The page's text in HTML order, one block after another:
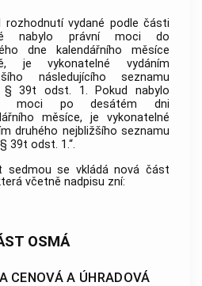
rozhodnutí vydané podle části
nabylo právní moci do
dne kalendářního měsíce
je vykonatelné vydáním
následujícího seznamu
§ 39t odst. 1. Pokud nabylo
moci po desátém dni
měsíce, je vykonatelné
druhého nejbližšího seznamu
39t odst. 1.“.
sedmou se vkládá nová část
včetně nadpisu zní:
OSMÁ
CENOVÁ A ÚHRADOVÁ